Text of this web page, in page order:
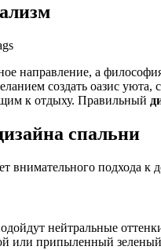
направление, а
создать оазис
к отдыху. Правильный
спальни
внимательного подхода
нейтральные
или припыленный